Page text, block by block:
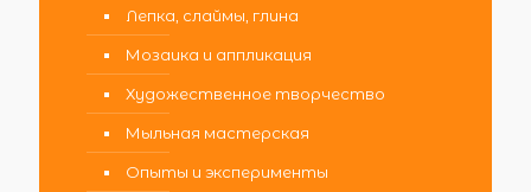
Лепка, слаймы, глина
Мозаика и аппликация
Художественное творчество
Мыльная мастерская
Опыты и эксперименты